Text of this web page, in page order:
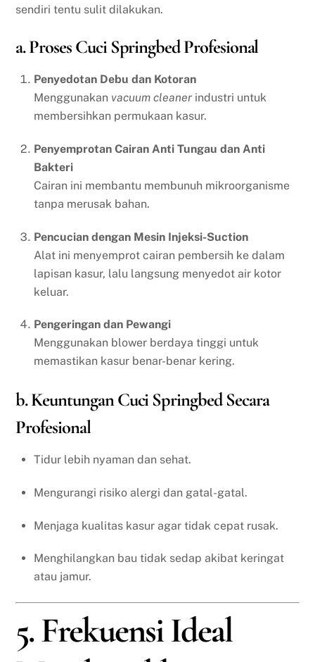
sendiri tentu sulit dilakukan.
a. Proses Cuci Springbed Profesional
Penyedotan Debu dan Kotoran
Menggunakan vacuum cleaner industri untuk
membersihkan permukaan kasur.
Penyemprotan Cairan Anti Tungau dan Anti
Bakteri
Cairan ini membantu membunuh mikroorganisme
tanpa merusak bahan.
Pencucian dengan Mesin Injeksi-Suction
Alat ini menyemprot cairan pembersih ke dalam
lapisan kasur, lalu langsung menyedot air kotor
keluar.
Pengeringan dan Pewangi
Menggunakan blower berdaya tinggi untuk
memastikan kasur benar-benar kering.
b. Keuntungan Cuci Springbed Secara
Profesional
Tidur lebih nyaman dan sehat.
Mengurangi risiko alergi dan gatal-gatal.
Menjaga kualitas kasur agar tidak cepat rusak.
Menghilangkan bau tidak sedap akibat keringat
atau jamur.
5. Frekuensi Ideal